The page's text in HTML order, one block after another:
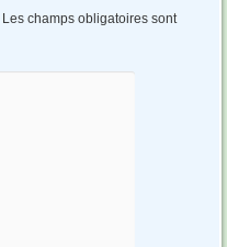
Les champs obligatoires sont